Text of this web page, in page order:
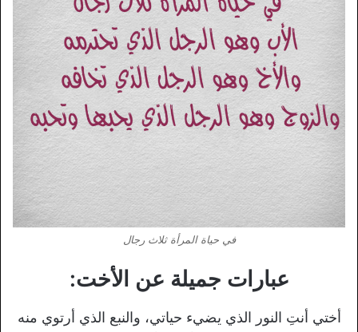
في حياة المرأة ثلاث رجال
عبارات جميلة عن الأخت:
أختي أنتِ النور الذي يضيء حياتي، والنبع الذي أرتوي منه